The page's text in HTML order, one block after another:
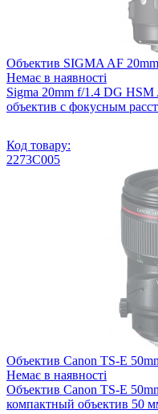
Объектив SIGMA AF
Немає в наявності
Sigma 20mm f/1.4 DG
объектив с фокусным
Код товару:
2273C005
Объектив Canon TS-E
Немає в наявності
Объектив Canon TS-E
компактный объектив 50